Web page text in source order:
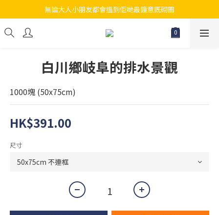
江帆天楊砌圖
無論大人小朋友都會搵到佢哋最鐘意既砌圖
江帆天楊砌圖
白川鄉岐阜的排水景觀
1000塊 (50x75cm)
HK$391.00
尺寸